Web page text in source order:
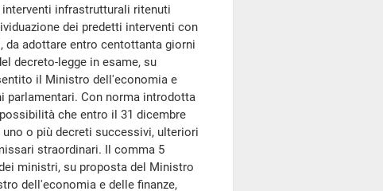
infrastrutturali ritenuti
dei predetti interventi con
da adottare entro centottanta giorni
decreto-legge in esame, su
il Ministro dell'economia e
parlamentari. Con norma introdotta
che entro il 31 dicembre
o più decreti successivi, ulteriori
straordinari. Il comma 5
ministri, su proposta del Ministro
dell'economia e delle finanze,